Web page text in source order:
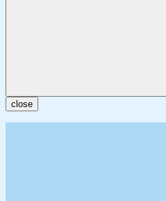
close